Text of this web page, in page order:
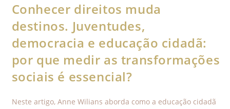
Conhecer direitos muda
destinos. Juventudes,
democracia e educação cidadã:
por que medir as transformações
sociais é essencial?
Neste artigo, Anne Wilians aborda como a educação cidadã